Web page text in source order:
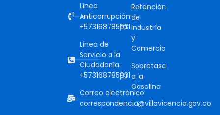
Línea
Anticorrupción:
+573168785931
Línea de
Servicio a la
Ciudadanía:
+573168785931
Correo electrónico:
correspondencia@villavicencio.gov.co
Retención
de
Industría
y
Comercio
Sobretasa
a la
Gasolina